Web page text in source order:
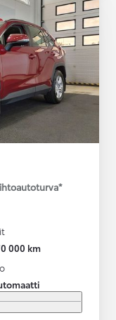
vaihtoautoturva*
000 km